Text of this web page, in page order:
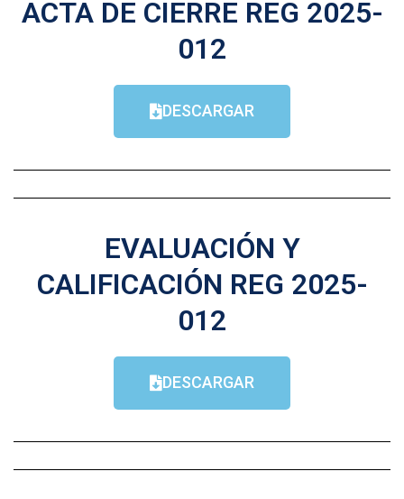
ACTA DE CIERRE REG 2025-
012
DESCARGAR
EVALUACIÓN Y
CALIFICACIÓN REG 2025-
012
DESCARGAR